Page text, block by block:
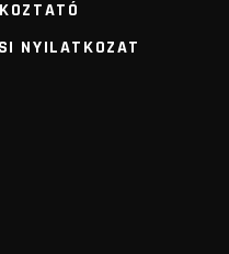
NYILATKOZAT